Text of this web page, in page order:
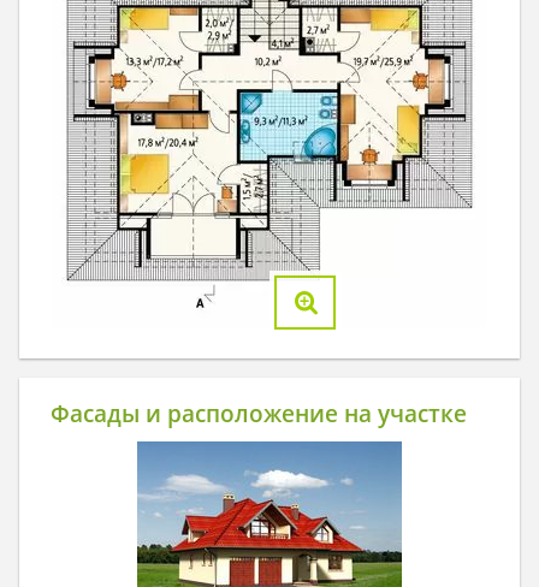
Фасады и расположение на участке